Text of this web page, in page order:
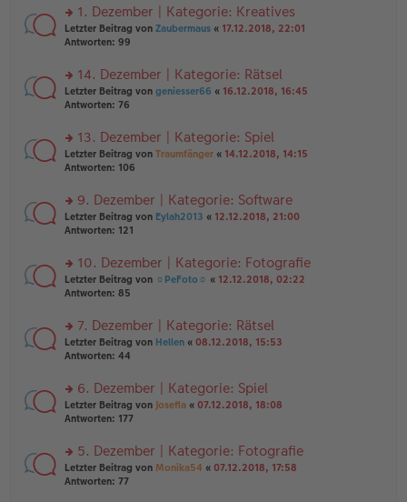
tr
a
g
e
n
er
tr
a
g
n
g
el
e
n
er
tr
a
g
rs
te
n
g
el
e
n
er
tr
a
g
1. Dezember | Kategorie: Kreatives
Letzter Beitrag von Zaubermaus « 17.12.2018, 22:01
Antworten: 99
rs
te
n
g
el
e
n
er
tr
a
g
14. Dezember | Kategorie: Rätsel
Letzter Beitrag von geniesser66 « 16.12.2018, 16:45
Antworten: 76
rs
te
n
g
el
e
n
er
tr
a
g
13. Dezember | Kategorie: Spiel
Letzter Beitrag von Traumfänger « 14.12.2018, 14:15
Antworten: 106
rs
te
n
g
el
e
n
er
tr
a
g
9. Dezember | Kategorie: Software
Letzter Beitrag von Eylah2013 « 12.12.2018, 21:00
Antworten: 121
rs
te
n
g
el
e
n
er
tr
a
g
10. Dezember | Kategorie: Fotografie
Letzter Beitrag von ☼PeFoto☼ « 12.12.2018, 02:22
Antworten: 85
rs
te
n
g
el
e
n
er
7. Dezember | Kategorie: Rätsel
Letzter Beitrag von Hellen « 08.12.2018, 15:53
Antworten: 44
rs
te
n
g
el
6. Dezember | Kategorie: Spiel
Letzter Beitrag von Josefia « 07.12.2018, 18:08
Antworten: 177
rs
te
5. Dezember | Kategorie: Fotografie
Letzter Beitrag von Monika54 « 07.12.2018, 17:58
Antworten: 77